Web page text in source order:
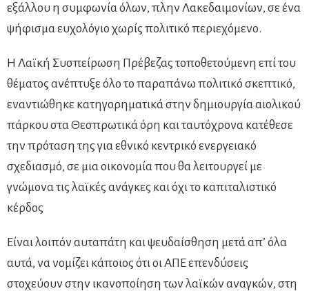
εξάλλου η συμφωνία όλων, πλην Λακεδαιμονίων, σε ένα
ψήφισμα ευχολόγιο χωρίς πολιτικό περιεχόμενο.
Η Λαϊκή Συσπείρωση Πρέβεζας τοποθετούμενη επί του
θέματος ανέπτυξε όλο το παραπάνω πολιτικό σκεπτικό,
εναντιώθηκε κατηγορηματικά στην δημιουργία αιολικού
πάρκου στα Θεσπρωτικά όρη και ταυτόχρονα κατέθεσε
την πρόταση της για εθνικό κεντρικό ενεργειακό
σχεδιασμό, σε μια οικονομία που θα λειτουργεί με
γνώμονα τις λαϊκές ανάγκες και όχι το καπιταλιστικό
κέρδος
Είναι λοιπόν αυταπάτη και ψευδαίσθηση μετά απ’ όλα
αυτά, να νομίζει κάποιος ότι οι ΑΠΕ επενδύσεις
στοχεύουν στην ικανοποίηση των λαϊκών αναγκών, στη